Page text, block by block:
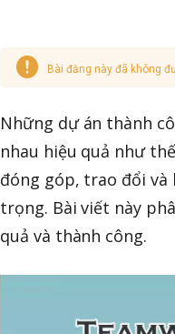
Bài đăng này đã không
Những dự án thành
nhau hiệu quả như
đóng góp, trao đổi và
trọng. Bài viết này
quả và thành công.